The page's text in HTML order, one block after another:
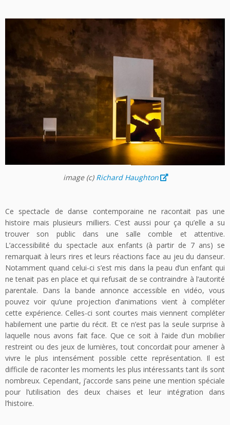
image(c) Richard Haughton
Ce spectacle de danse contemporaine ne racontait pas une
histoire mais plusieurs milliers. C’est aussi pour ça qu’elle a su
trouver son public dans une salle comble et attentive.
L’accessibilité du spectacle aux enfants (à partir de 7 ans) se
remarquait à leurs rires et leurs réactions face au jeu du danseur.
Notamment quand celui-ci s’est mis dans la peau d’un enfant qui
ne tenait pas en place et qui refusait de se contraindre à l’autorité
parentale. Dans la bande annonce accessible en vidéo, vous
pouvez voir qu’une projection d’animations vient à compléter
cette expérience. Celles-ci sont courtes mais viennent compléter
habilement une partie du récit. Et ce n’est pas la seule surprise à
laquelle nous avons fait face. Que ce soit à l’aide d’un mobilier
restreint ou des jeux de lumières, tout concordait pour amener à
vivre le plus intensément possible cette représentation. Il est
difficile de raconter les moments les plus intéressants tant ils sont
nombreux. Cependant, j’accorde sans peine une mention spéciale
pour l’utilisation des deux chaises et leur intégration dans
l’histoire.